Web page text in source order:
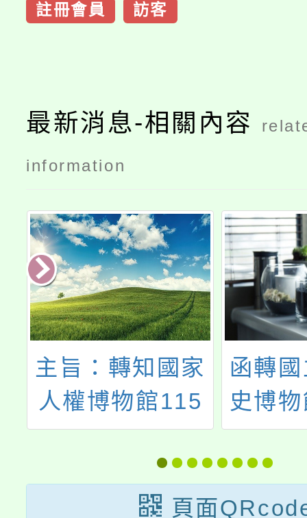
註冊會員 訪客
最新消息-相關內容
information
主旨：轉知國家
人權博物館115
學年度上學期人
權教育資源，即
日起開放申請一
函轉
史博
文
2.0」
業於
頁面